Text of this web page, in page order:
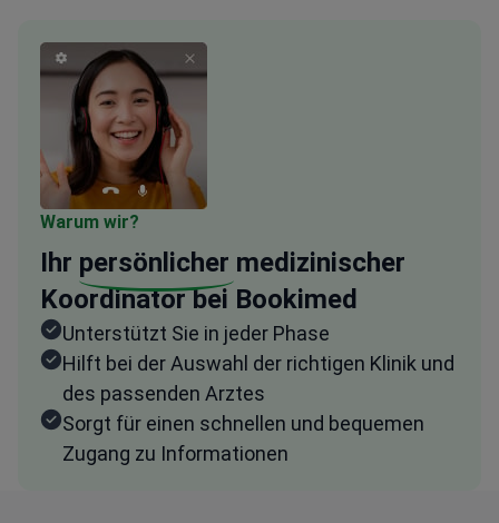
Warum wir?
Ihr persönlicher medizinischer
Koordinator bei Bookimed
Unterstützt Sie in jeder Phase
Hilft bei der Auswahl der richtigen Klinik und
des passenden Arztes
Sorgt für einen schnellen und bequemen
Zugang zu Informationen